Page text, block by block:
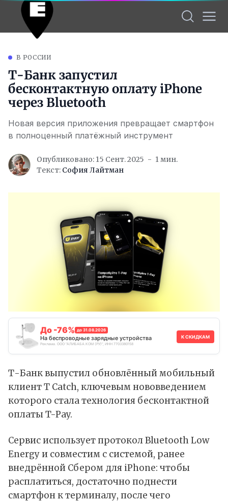
В РОССИИ
Т-Банк запустил
бесконтактную оплату iPhone
через Bluetooth
Новая версия приложения превращает смартфон
в полноценный платёжный инструмент
Опубликовано: 15 Сент. 2025
1 мин.
Текст: София Лайтман
До -76% до 31.08.2026
На беспроводные зарядные устройства
Реклама. ООО "АЛИБАБА.КОМ (РУ)", ИНН 7703380158
К СКИДКАМ
Т-Банк выпустил обновлённый мобильный
клиент T Catch, ключевым нововведением
которого стала технология бесконтактной
оплаты T-Pay.
Сервис использует протокол Bluetooth Low
Energy и совместим с системой, ранее
внедрённой Сбером для iPhone: чтобы
расплатиться, достаточно поднести
смартфон к терминалу, после чего